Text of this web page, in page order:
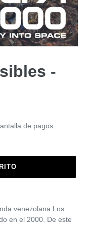
-
de pagos.
venezolana Los
en el 2000. De este